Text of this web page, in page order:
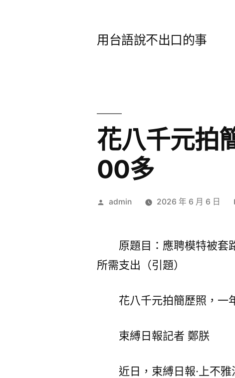
用台語說不出口的事
花八千元拍
00多
作
admin 2026 年 6 月 6 日
原題目：應聘模特被套
所需支出（引題）
花八千元拍簡歷照，一
束縛日報記者 鄭朕
近日，束縛日報·上不